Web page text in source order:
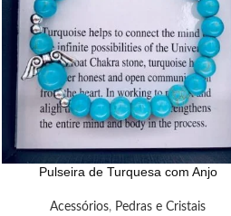
Pulseira de Turquesa com Anjo
Acessórios, Pedras e Cristais